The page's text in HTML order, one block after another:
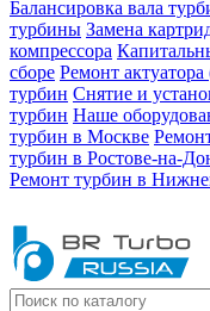
Балансировка вала
турбины Замена
компрессора
сборе Ремонт
турбин Снятие и
турбин Наше
турбин в Москве
турбин в Ростове-на-
Ремонт турбин в